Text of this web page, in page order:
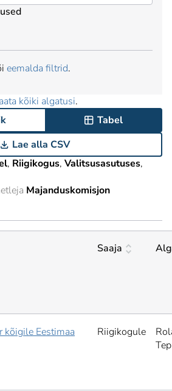
eemalda filtrid.
kõiki algatusi.
Tabel
Lae alla CSV
Riigikogus Valitsusasutuses
Majanduskomisjon
Saaja
kõigile Eestimaa
Riigikogule